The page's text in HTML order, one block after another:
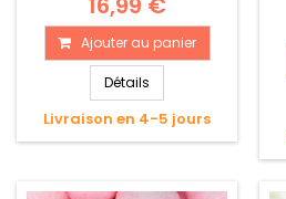
Ajouter au panier
Détails
Livraison en 4-5 jours